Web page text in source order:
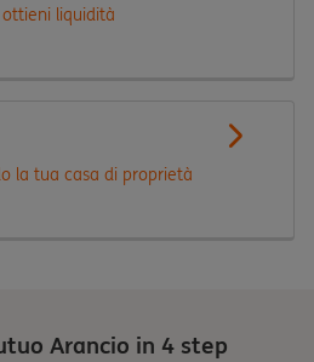
liquidità
la tua casa di proprietà
Arancio in 4 step